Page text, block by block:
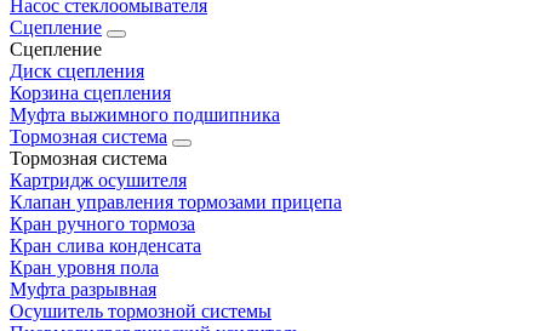
Насос стеклоомывателя
Сцепление
Сцепление
Диск сцепления
Корзина сцепления
Муфта выжимного подшипника
Тормозная система
Тормозная система
Картридж осушителя
Клапан управления тормозами прицепа
Кран ручного тормоза
Кран слива конденсата
Кран уровня пола
Муфта разрывная
Осушитель тормозной системы